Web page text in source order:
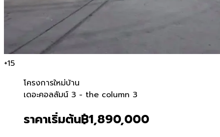
+15
โครงการใหม่บ้าน
เดอะคอลลัมน์ 3 - the
เดอะคอลลัมน์ 3 - the column 3
ราคาเริ่มต้น฿1,890,000